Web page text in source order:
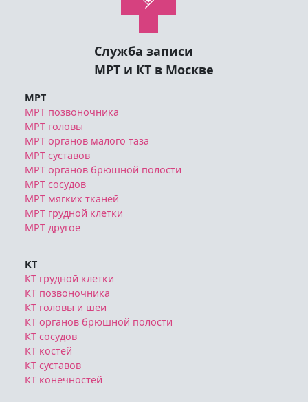
Служба записи
МРТ и КТ в Москве
МРТ
МРТ позвоночника
МРТ головы
МРТ органов малого таза
МРТ суставов
МРТ органов брюшной полости
МРТ сосудов
МРТ мягких тканей
МРТ грудной клетки
МРТ другое
КТ
КТ грудной клетки
КТ позвоночника
КТ головы и шеи
КТ органов брюшной полости
КТ сосудов
КТ костей
КТ суставов
КТ конечностей